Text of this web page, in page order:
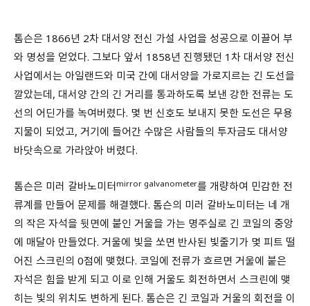
톰슨은 1866년 2차 대서양 전신 가설 사업을 성공으로 이끌어 부
와 명성을 얻었다. 그보다 앞서 1858년 진행됐던 1차 대서양 전신
사업에서는 아일랜드와 미국 간에 대서양을 가로지르는 긴 도선을
깔았는데, 대서양 간의 긴 거리를 통과하도록 보낸 강한 전류는 도
선의 어딘가를 녹여버렸다. 몇 번 신호도 보내지 못한 도선은 무용
지물이 되었고, 거기에 들어간 수많은 사람들의 투자금도 대서양
바닷속으로 가라앉아 버렸다.
톰슨은 미러 갈바노미터mirror galvanometer를 개량하여 민감한 전
류계를 만들어 문제를 해결했다. 톰슨의 미러 갈바노미터는 네 개
의 작은 자석을 뒷면에 붙인 거울을 가는 명주실로 긴 코일의 중앙
에 매달아 만들었다. 거울에 빛을 쏘면 반사된 빛줄기가 몇 피트 떨
어진 스크린의 0점에 맺혔다. 코일에 전류가 흐르면 거울에 붙은
자석은 힘을 받게 되고 이로 인해 거울도 회전하면서 스크린에 맺
히는 빛의 위치도 변하게 된다. 톰슨은 긴 코일과 거울의 회전을 이